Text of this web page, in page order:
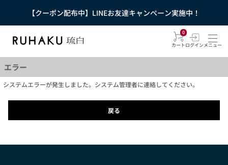
【クーポン配布中】LINEお友達キャンペーン実施中！
0
カートログインメニュー
エラー
システムエラーが発生しました。システム管理者に連絡してください。
戻る